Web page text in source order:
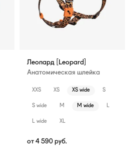
Леопард [Leopard]
Анатомическая шлейка
XXS XS XS wide S
S wide M M wide L
L wide XL
от 4 590 руб.